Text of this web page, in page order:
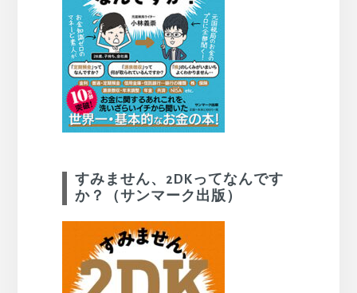
すみません、2DKってなんです
か？（サンマーク出版）